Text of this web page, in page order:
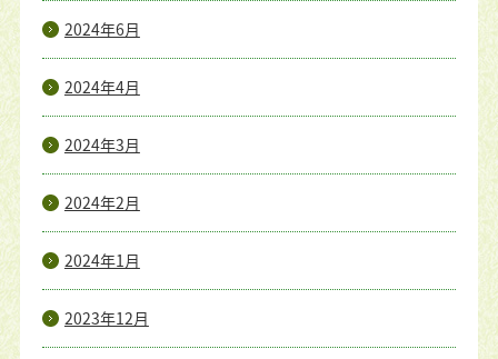
2024年6月
2024年4月
2024年3月
2024年2月
2024年1月
2023年12月